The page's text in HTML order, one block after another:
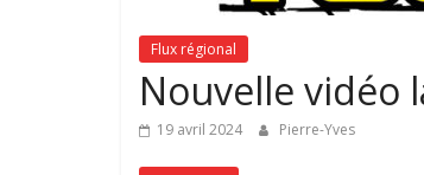
Flux régional
Nouvelle vidéo
19 avril 2024 Pierre-Yves